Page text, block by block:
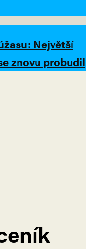
Největší
znovu probudil